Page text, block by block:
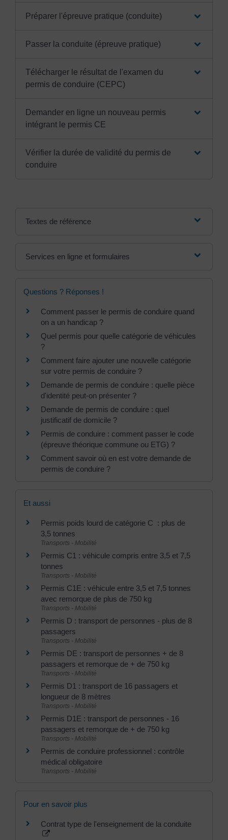
Préparer l'épreuve pratique (conduite)
Passer la conduite (épreuve pratique)
Télécharger le résultat de l'examen du
permis de conduire (CEPC)
Demander en ligne un nouveau permis
intégrant le permis CE
Vérifier la durée de validité du permis de
conduire
Textes de référence
Services en ligne et formulaires
Questions ? Réponses !
Comment passer le permis de conduire quand
on a un handicap ?
Quel permis pour quelle catégorie de véhicules
?
Comment faire ajouter une nouvelle catégorie
sur votre permis de conduire ?
Demande de permis de conduire : quelle pièce
d'identité peut-on présenter ?
Demande de permis de conduire : quel
justificatif de domicile ?
Permis de conduire : comment passer le code
(épreuve théorique commune ou ETG) ?
Comment savoir où en est votre demande de
permis de conduire ?
Et aussi
Permis poids lourd de catégorie C : plus de
3,5 tonnes
Transports - Mobilité
Permis C1 : véhicule compris entre 3,5 et 7,5
tonnes
Transports - Mobilité
Permis C1E : véhicule entre 3,5 et 7,5 tonnes
avec remorque de plus de 750 kg
Transports - Mobilité
Permis D : transport de personnes - plus de 8
passagers
Transports - Mobilité
Permis DE : transport de personnes + de 8
passagers et remorque de + de 750 kg
Transports - Mobilité
Permis D1 : transport de 16 passagers et
longueur de 8 mètres
Transports - Mobilité
Permis D1E : transport de personnes - 16
passagers et remorque de + de 750 kg
Transports - Mobilité
Permis de conduire professionnel : contrôle
médical obligatoire
Transports - Mobilité
Pour en savoir plus
Contrat type de l'enseignement de la conduite